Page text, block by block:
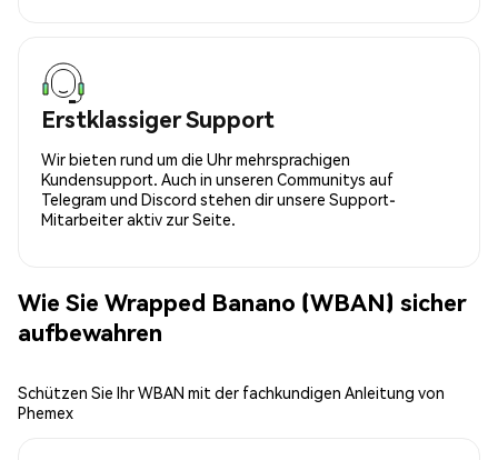
Erstklassiger Support
Wir bieten rund um die Uhr mehrsprachigen
Kundensupport. Auch in unseren Communitys auf
Telegram und Discord stehen dir unsere Support-
Mitarbeiter aktiv zur Seite.
Wie Sie Wrapped Banano (WBAN) sicher
aufbewahren
Schützen Sie Ihr WBAN mit der fachkundigen Anleitung von
Phemex